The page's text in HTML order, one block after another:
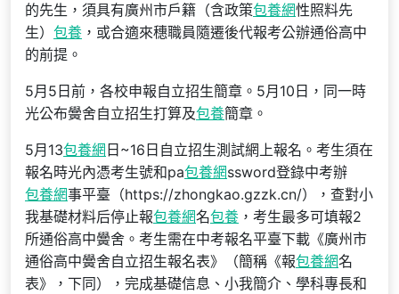
的先生，須具有廣州市戶籍（含政策包養網性照料先
生） 包養 ，或合適來穗職員隨遷後代報考公辦通俗高中
的前提。
5月5日前，各校申報自立招生簡章。5月10日，同一時
光公布黌舍自立招生打算及包養簡章。
5月13包養網 日~16日自立招生測試網上報名。考生須在
報名時光內憑考生號和pa包養網ssword登錄中考辦
包養網事平臺（https://zhongkao.gzzk.cn/），查對小
我基礎材料后停止報包養網名包養 ，考生最多可填報2
所通俗高中黌舍。考生需在中考報名平臺下載《廣州市
通俗高中黌舍自立招生報名表》（簡稱《報包養網名
表》，下同），完成基礎信息、小我簡介、學科專長和